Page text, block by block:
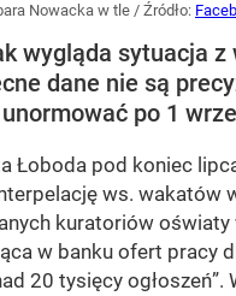
Nowacka w tle / Źródło:
wygląda sytuacja
dane nie są
po 1
Łoboda pod koniec
ws. wakatów
kuratoriów oświaty
w banku ofert pracy
20 tysięcy ogłoszeń”.